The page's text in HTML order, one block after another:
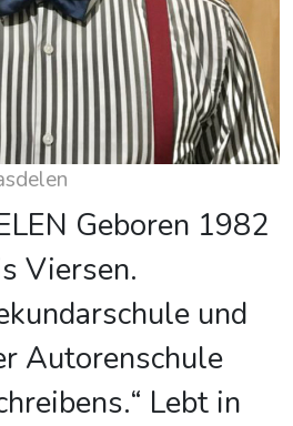
Geboren 1982
Viersen.
und
Autorenschule
Lebt in